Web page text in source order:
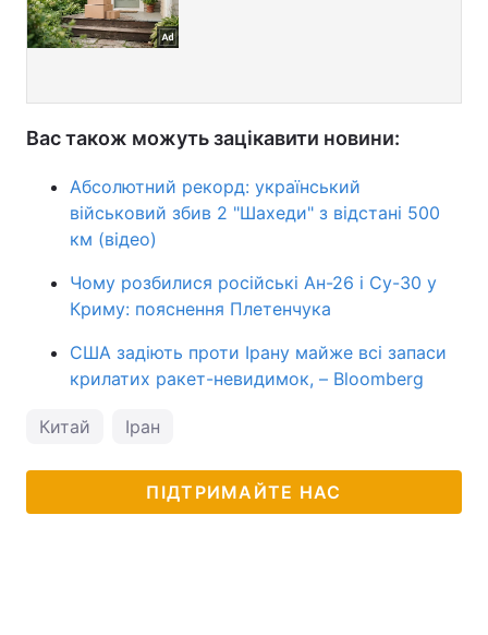
Вас також можуть зацікавити новини:
Абсолютний рекорд: український
військовий збив 2 "Шахеди" з відстані 500
км (відео)
Чому розбилися російські Ан-26 і Су-30 у
Криму: пояснення Плетенчука
США задіють проти Ірану майже всі запаси
крилатих ракет-невидимок, – Bloomberg
Китай Іран
ПІДТРИМАЙТЕ НАС